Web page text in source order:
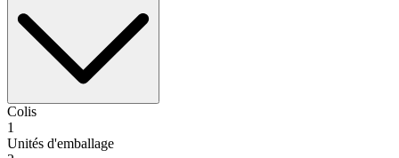
Colis
1
Unités d'emballage